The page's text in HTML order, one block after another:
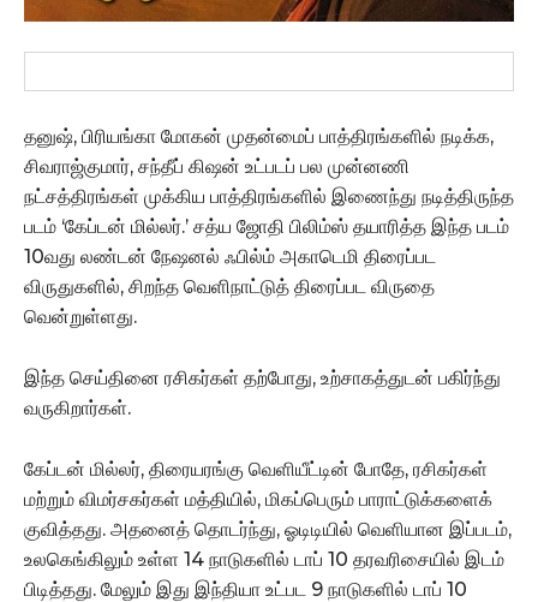
தனுஷ், பிரியங்கா மோகன் முதன்மைப் பாத்திரங்களில் நடிக்க,
சிவராஜ்குமார், சந்தீப் கிஷன் உட்படப் பல முன்னணி
நட்சத்திரங்கள் முக்கிய பாத்திரங்களில் இணைந்து நடித்திருந்த
படம் ‘கேப்டன் மில்லர்.’ சத்ய ஜோதி பிலிம்ஸ் தயாரித்த இந்த படம்
10வது லண்டன் நேஷனல் ஃபில்ம் அகாடெமி திரைப்பட
விருதுகளில், சிறந்த வெளிநாட்டுத் திரைப்பட விருதை
வென்றுள்ளது.
இந்த செய்தினை ரசிகர்கள் தற்போது, உற்சாகத்துடன் பகிர்ந்து
வருகிறார்கள்.
கேப்டன் மில்லர், திரையரங்கு வெளியீட்டின் போதே, ரசிகர்கள்
மற்றும் விமர்சகர்கள் மத்தியில், மிகப்பெரும் பாராட்டுக்களைக்
குவித்தது. அதனைத் தொடர்ந்து, ஓடிடியில் வெளியான இப்படம்,
உலகெங்கிலும் உள்ள 14 நாடுகளில் டாப் 10 தரவரிசையில் இடம்
பிடித்தது. மேலும் இது இந்தியா உட்பட 9 நாடுகளில் டாப் 10